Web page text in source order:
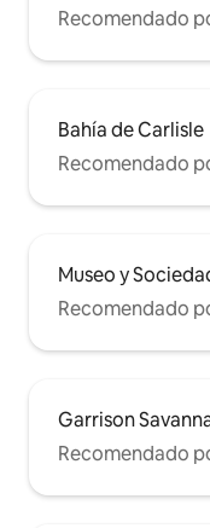
Recomendado
Bahía de Carlisle
Recomendado
Museo y
Recomendado
Garrison
Recomendado